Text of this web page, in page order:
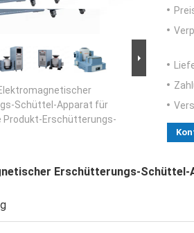
Schüttel-Apparat für
Produkt-Erschütterungs-
Erschütterungs-